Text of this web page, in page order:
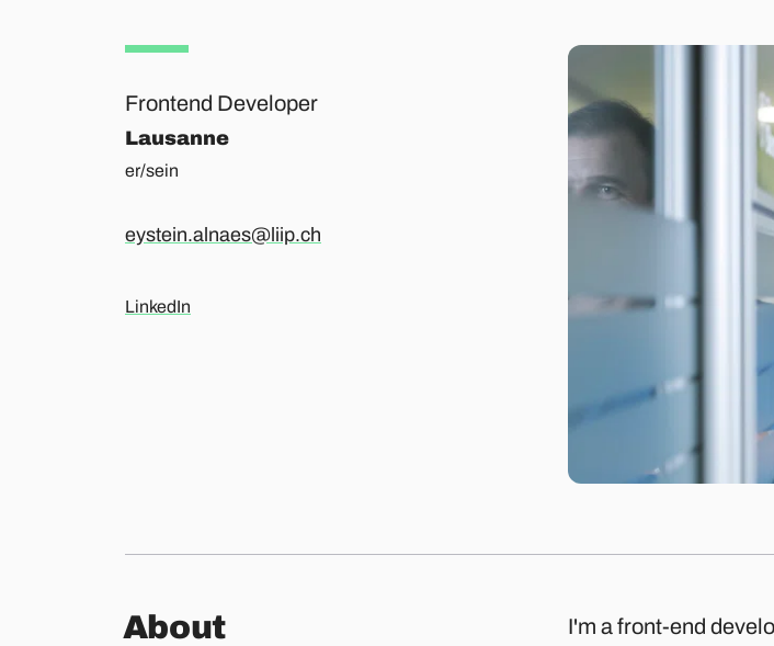
Frontend Developer
Lausanne
er/sein
eystein.alnaes@liip.ch
LinkedIn
About
I'm a front-end